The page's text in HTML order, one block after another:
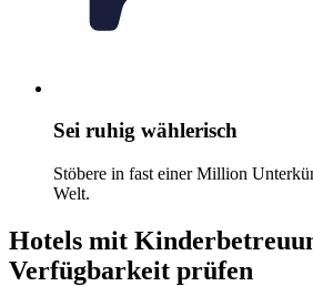
Sei ruhig wählerisch
Stöbere in fast einer Million
Welt.
Hotels mit
Verfügbarkeit prüfen